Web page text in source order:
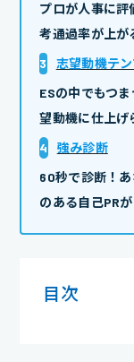
プロが人事に評
考通過率が上が
3
志望動機テ
ESの中でもつ
望動機に仕上げ
4
強み診断
60秒で診断！
のある自己PR
目次